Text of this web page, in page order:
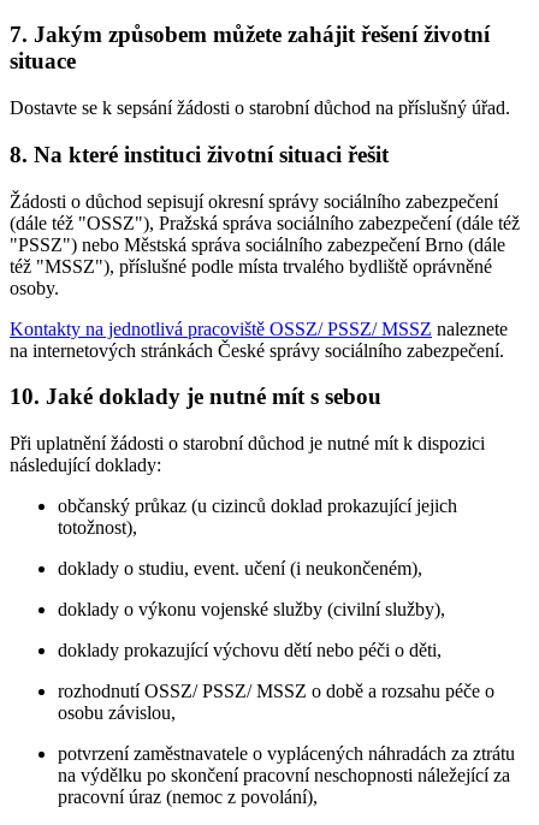
7. Jakým způsobem můžete zahájit řešení životní
situace
Dostavte se k sepsání žádosti o starobní důchod na příslušný úřad.
8. Na které instituci životní situaci řešit
Žádosti o důchod sepisují okresní správy sociálního zabezpečení
(dále též "OSSZ"), Pražská správa sociálního zabezpečení (dále též
"PSSZ") nebo Městská správa sociálního zabezpečení Brno (dále
též "MSSZ"), příslušné podle místa trvalého bydliště oprávněné
osoby.
Kontakty na jednotlivá pracoviště OSSZ/ PSSZ/ MSSZ naleznete
na internetových stránkách České správy sociálního zabezpečení.
10. Jaké doklady je nutné mít s sebou
Při uplatnění žádosti o starobní důchod je nutné mít k dispozici
následující doklady:
občanský průkaz (u cizinců doklad prokazující jejich
totožnost),
doklady o studiu, event. učení (i neukončeném),
doklady o výkonu vojenské služby (civilní služby),
doklady prokazující výchovu dětí nebo péči o děti,
rozhodnutí OSSZ/ PSSZ/ MSSZ o době a rozsahu péče o
osobu závislou,
potvrzení zaměstnavatele o vyplácených náhradách za ztrátu
na výdělku po skončení pracovní neschopnosti náležející za
pracovní úraz (nemoc z povolání),